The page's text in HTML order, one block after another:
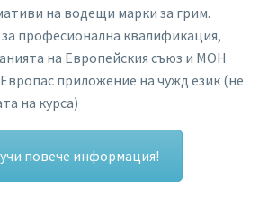
на водещи марки за грим.
професионална квалификация,
на Европейския съюз и МОН
приложение на чужд език (не
на курса)
повече информация!